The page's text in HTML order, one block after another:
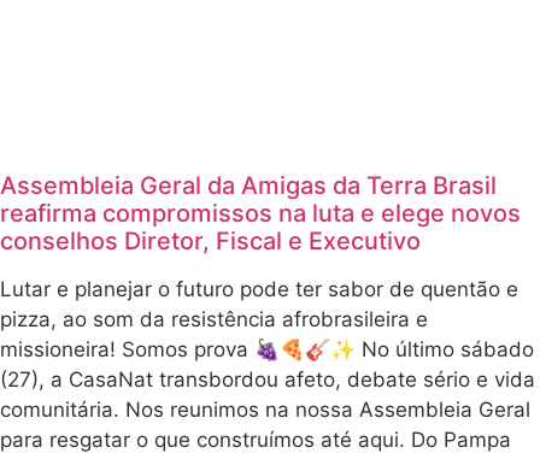
Assembleia Geral da Amigas da Terra Brasil
reafirma compromissos na luta e elege novos
conselhos Diretor, Fiscal e Executivo
Lutar e planejar o futuro pode ter sabor de quentão e
pizza, ao som da resistência afrobrasileira e
missioneira! Somos prova 🍇🍕🎸✨ No último sábado
(27), a CasaNat transbordou afeto, debate sério e vida
comunitária. Nos reunimos na nossa Assembleia Geral
para resgatar o que construímos até aqui. Do Pampa